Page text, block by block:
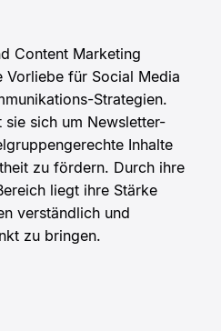
Content Marketing
Vorliebe für Social Media
Strategien.
sie sich um Newsletter-
Inhalte
zu fördern. Durch ihre
liegt ihre Stärke
verständlich und
zu bringen.